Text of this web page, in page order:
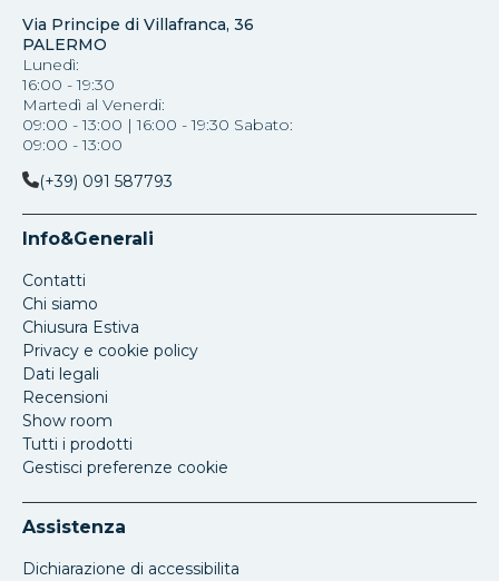
Via Principe di Villafranca, 36
PALERMO
Lunedì:
16:00 - 19:30
Martedì al Venerdi:
09:00 - 13:00 | 16:00 - 19:30 Sabato:
09:00 - 13:00
(+39) 091 587793
Info&Generali
Contatti
Chi siamo
Chiusura Estiva
Privacy e cookie policy
Dati legali
Recensioni
Show room
Tutti i prodotti
Gestisci preferenze cookie
Assistenza
Dichiarazione di accessibilita